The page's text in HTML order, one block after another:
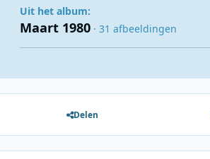
Uit het album:
Maart 1980 · 31 afbeeldingen
Delen